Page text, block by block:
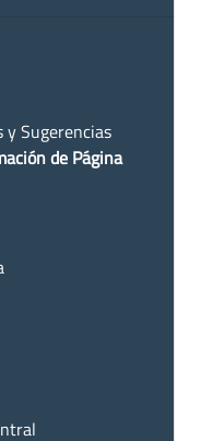
y Sugerencias
de Página